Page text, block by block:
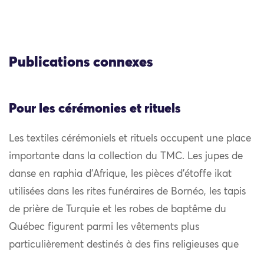
Publications connexes
Pour les cérémonies et rituels
Les textiles cérémoniels et rituels occupent une place
importante dans la collection du TMC. Les jupes de
danse en raphia d’Afrique, les pièces d’étoffe ikat
utilisées dans les rites funéraires de Bornéo, les tapis
de prière de Turquie et les robes de baptême du
Québec figurent parmi les vêtements plus
particulièrement destinés à des fins religieuses que